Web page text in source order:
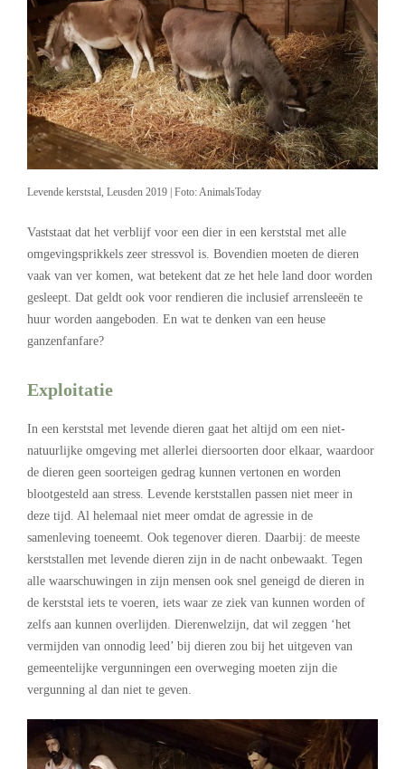
Levende kerststal, Leusden 2019 | Foto: AnimalsToday
Vaststaat dat het verblijf voor een dier in een kerststal met alle
omgevingsprikkels zeer stressvol is. Bovendien moeten de dieren
vaak van ver komen, wat betekent dat ze het hele land door worden
gesleept. Dat geldt ook voor rendieren die inclusief arrensleeën te
huur worden aangeboden. En wat te denken van een heuse
ganzenfanfare?
Exploitatie
In een kerststal met levende dieren gaat het altijd om een niet-
natuurlijke omgeving met allerlei diersoorten door elkaar, waardoor
de dieren geen soorteigen gedrag kunnen vertonen en worden
blootgesteld aan stress. Levende kerststallen passen niet meer in
deze tijd. Al helemaal niet meer omdat de agressie in de
samenleving toeneemt. Ook tegenover dieren. Daarbij: de meeste
kerststallen met levende dieren zijn in de nacht onbewaakt. Tegen
alle waarschuwingen in zijn mensen ook snel geneigd de dieren in
de kerststal iets te voeren, iets waar ze ziek van kunnen worden of
zelfs aan kunnen overlijden. Dierenwelzijn, dat wil zeggen ‘het
vermijden van onnodig leed’ bij dieren zou bij het uitgeven van
gemeentelijke vergunningen een overweging moeten zijn die
vergunning al dan niet te geven.